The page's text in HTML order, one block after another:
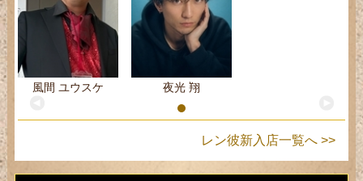
風間 ユウスケ 夜光 翔
レン彼新入店一覧へ >>